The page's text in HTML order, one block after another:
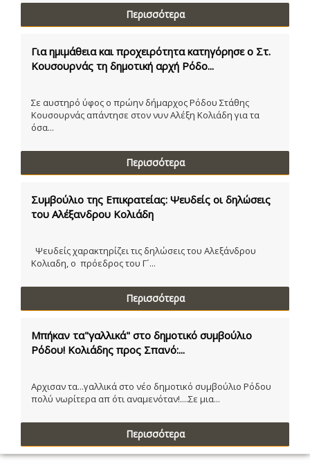
Περισσότερα
Για ημιμάθεια και προχειρότητα κατηγόρησε ο Στ.
Κουσουρνάς τη δημοτική αρχή Ρόδο...
Σε αυστηρό ύφος ο πρώην δήμαρχος Ρόδου Στάθης
Κουσουρνάς απάντησε στον νυν Αλέξη Κολιάδη για τα
όσα...
Περισσότερα
Συμβούλιο της Επικρατείας: Ψευδείς οι δηλώσεις
του Αλέξανδρου Κολιάδη
Ψευδείς χαρακτηρίζει τις δηλώσεις του Αλεξάνδρου
Κολιαδη, ο πρόεδρος του Γ´...
Περισσότερα
Μπήκαν τα"γαλλικά" στο δημοτικό συμβούλιο
Ρόδου! Κολιάδης προς Σπανό:...
Αρχισαν τα...γαλλικά στο νέο δημοτικό συμβούλιο Ρόδου
πολύ νωρίτερα απ ότι αναμενόταν!....Σε μια...
Περισσότερα